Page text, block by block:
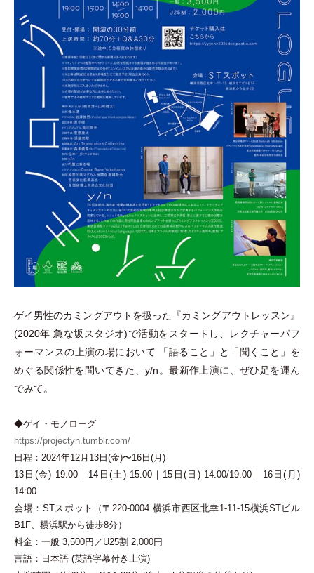
ゲイ男性のカミングアウトを扱った『カミングアウトレッスン』
(2020年 急な坂スタジオ)で活動をスタートし、レクチャーパフ
ォーマンスの上演の場において
「語ること 」 と 「 聞くこと 」 を
めぐる関係性を問いてきた、y/n。最新作上演に、ぜひ足を運ん
でみて。
◆ゲイ ・ モノローグ
https://projectyn.tumblr.com/
日程：2024年12月13日(金)〜16日(月)
13日(金) 19:00｜14日(土) 15:00｜15日(日) 14:00/19:00｜16日(月)
14:00
会場：STスポット
（〒220-0004 横浜市⻄区北幸1-11-15横浜STビル
B1F、横浜駅から徒歩8分）
料金：一般 3,500円／U25割 2,000円
言語：日本語 (英語字幕付き上演)